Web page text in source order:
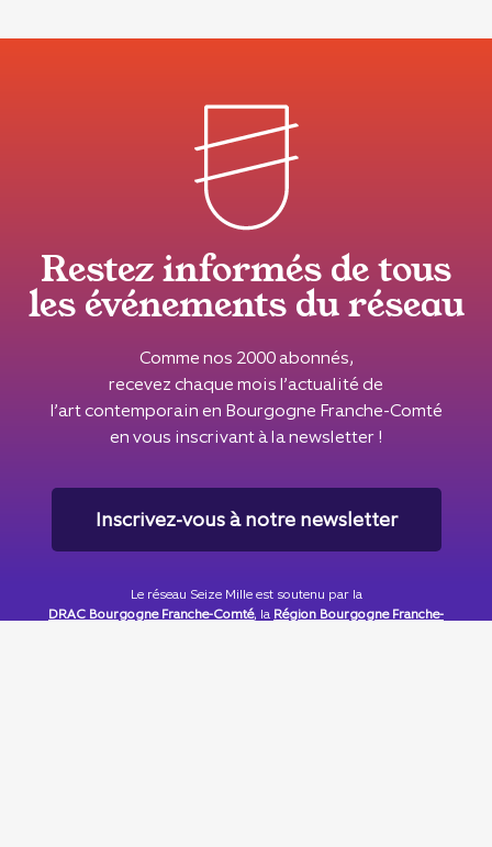
Restez informés de tous
les événements du réseau
Comme nos 2000 abonnés,
recevez chaque mois l’actualité de
l’art contemporain en Bourgogne Franche-Comté
en vous inscrivant à la newsletter !
Inscrivez-vous à notre newsletter
Le réseau Seize Mille est soutenu par la
DRAC Bourgogne Franche-Comté, la Région Bourgogne Franche-